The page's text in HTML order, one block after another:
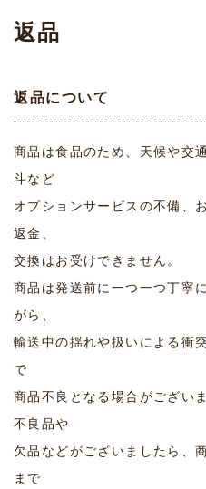
返品
返品について
商品は食品のため、天候や交
斗など
オプションサービスの不備、
返金、
交換はお受けできません。
商品は発送前に一つ一つ丁寧
がら、
輸送中の揺れや扱いによる衝
で
商品不良となる場合がござい
不良品や
欠品などがございましたら、
まで